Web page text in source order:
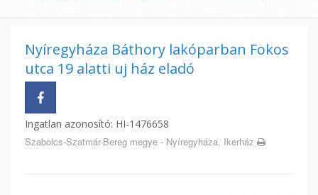
Nyíregyháza Báthory lakóparban Fokos
utca 19 alatti uj ház eladó
Ingatlan azonosító: HI-1476658
Szabolcs-Szatmár-Bereg megye - Nyíregyháza, Ikerház